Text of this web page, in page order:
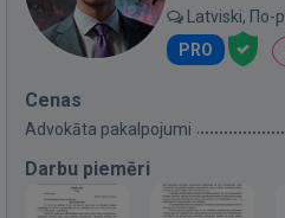
Latviski, По-
PRO
Cenas
Advokāta pakalpojumi
Darbu piemēri